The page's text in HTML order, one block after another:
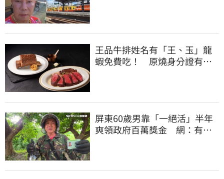
王品牛排姓名有「王、玉」龍
蝦免費吃！ 原燒身分證有
屏東60歲男靠「一絕活」半年
爽領政府百萬獎金 網：有人